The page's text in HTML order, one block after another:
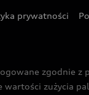
prywatności
zgodnie z
zużycia